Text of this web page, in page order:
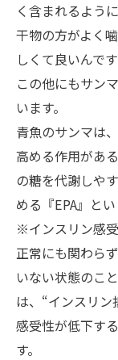
く含まれるよう
干物の方がよく
しくて良いんで
この他にもサン
います。
青魚のサンマは
高める作用があ
の糖を代謝しや
める『EPA』とい
※インスリン感
正常にも関わら
いない状態のこと
は、 “インスリン
感受性が低下す
す。